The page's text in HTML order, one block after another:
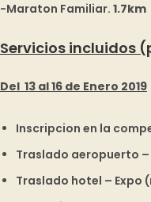
-Maraton Familiar. 1.7km
Servicios incluidos
Del 13 al 16 de Enero 2019
Inscripcion en la
Traslado aeropuerto
Traslado hotel – Expo